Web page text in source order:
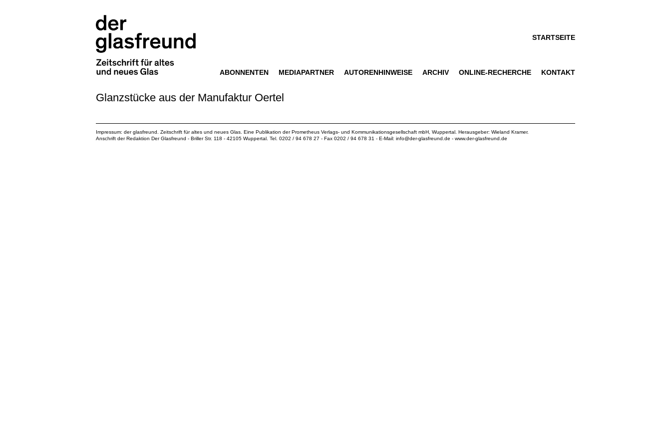
STARTSEITE
ABONNENTEN MEDIAPARTNER AUTORENHINWEISE ARCHIV ONLINE-RECHERCHE KONTAKT
Glanzstücke aus der Manufaktur Oertel
Impressum: der glasfreund. Zeitschrift für altes und neues Glas. Eine Publikation derPrometheus Verlags- und Kommunikationsgesellschaft mbH , Wuppertal. Herausgeber: Wieland Kramer.
Anschrift der Redaktion Der Glasfreund - Briller Str. 118 - 42105 Wuppertal. Tel. 0202 / 94 678 27 - Fax 0202 / 94 678 31 - E-Mail: info@der-glasfreund.de - www.der-glasfreund.de